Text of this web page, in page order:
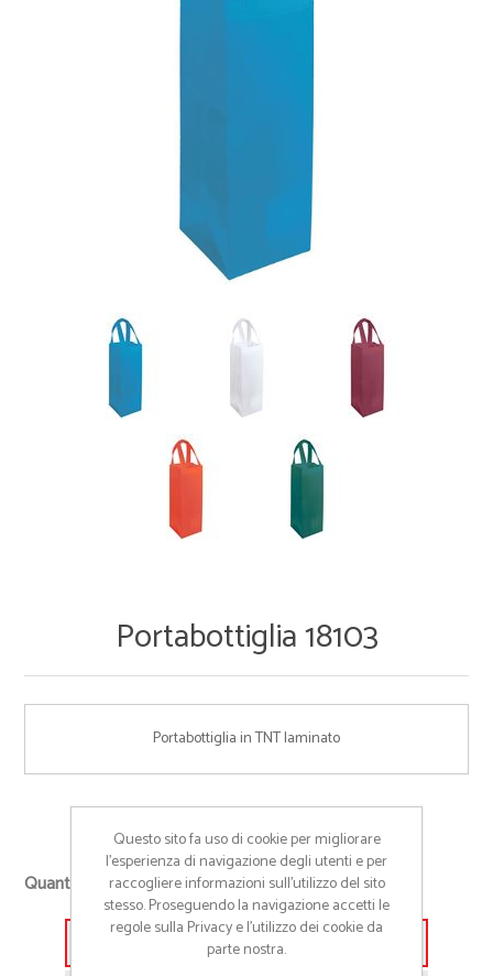
Portabottiglia 18103
Portabottiglia in TNT laminato
Cod:18103
Quantità richiesta
+
-
Aggiungi alla lista preventivo
Questo sito fa uso di cookie per migliorare
l’esperienza di navigazione degli utenti e per
raccogliere informazioni sull’utilizzo del sito
stesso. Proseguendo la navigazione accetti le
regole sulla Privacy e l'utilizzo dei cookie da
parte nostra.